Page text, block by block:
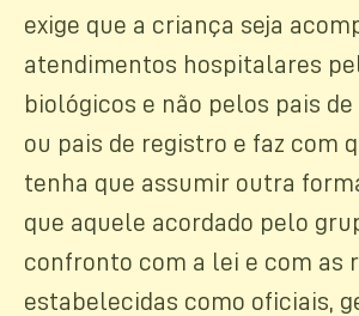
exige que a criança seja
atendimentos hospitalares
biológicos e não pelos pais
ou pais de registro e faz com
tenha que assumir outra
que aquele acordado pelo
confronto com a lei e com as
estabelecidas como oficiais,